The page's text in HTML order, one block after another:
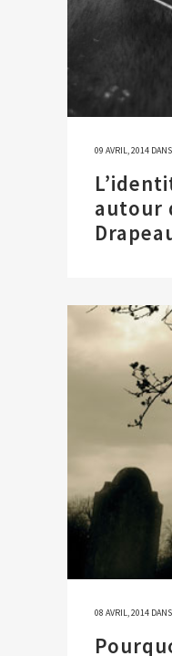
09 AVRIL, 2014 DANS
autour
08 AVRIL, 2014 DANS